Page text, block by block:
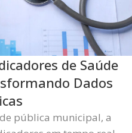
de Saúde
Dados
pública municipal, a